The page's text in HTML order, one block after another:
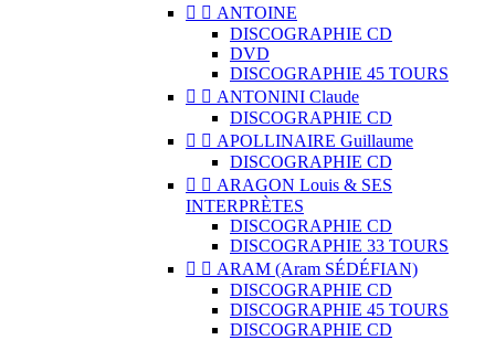
  ANTOINE
DISCOGRAPHIE CD
DVD
DISCOGRAPHIE 45 TOURS
  ANTONINI Claude
DISCOGRAPHIE CD
  APOLLINAIRE Guillaume
DISCOGRAPHIE CD
  ARAGON Louis & SES
INTERPRÈTES
DISCOGRAPHIE CD
DISCOGRAPHIE 33 TOURS
  ARAM (Aram SÉDÉFIAN)
DISCOGRAPHIE CD
DISCOGRAPHIE 45 TOURS
DISCOGRAPHIE CD